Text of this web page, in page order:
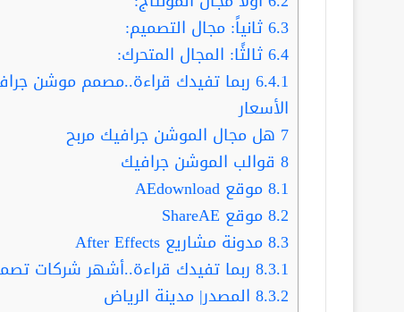
6.3ثانياً: مجال التصميم:
6.4ثالثًا: المجال المتحرك:
6.4.1
الأسعار
7 هل مجال الموشن جرافيك مربح
8 قوالب الموشن جرافيك
8.1موقع AEdownload
8.2موقع ShareAE
8.3مدونة مشاريع After Effects
8.3.1 ربما تفيدك قراءة..أشهر شركات
8.3.2 المصدر| مدينة الرياض